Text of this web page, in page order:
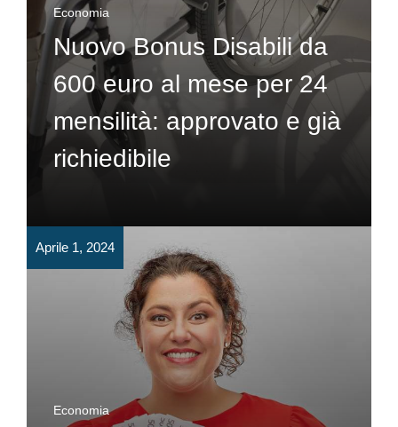
Economia
Nuovo Bonus Disabili da
600 euro al mese per 24
mensilità: approvato e già
richiedibile
Aprile 1, 2024
Economia